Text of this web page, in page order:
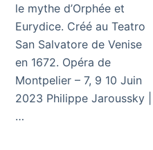
le mythe d’Orphée et
Eurydice. Créé au Teatro
San Salvatore de Venise
en 1672. Opéra de
Montpelier – 7, 9 10 Juin
2023 Philippe Jaroussky |
…